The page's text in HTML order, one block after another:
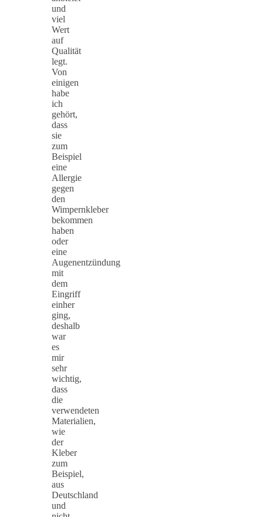
und
viel
Wert
auf
Qualität
legt.
Von
einigen
habe
ich
gehört,
dass
sie
zum
Beispiel
eine
Allergie
gegen
den
Wimpernkleber
bekommen
haben
oder
eine
Augenentzündung
mit
dem
Eingriff
einher
ging,
deshalb
war
es
mir
sehr
wichtig,
dass
die
verwendeten
Materialien,
wie
der
Kleber
zum
Beispiel,
aus
Deutschland
und